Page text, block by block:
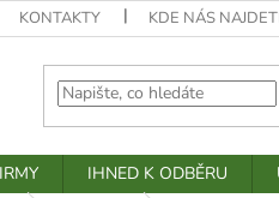
KONTAKTY KDE NÁS
IHNED K ODBĚRU